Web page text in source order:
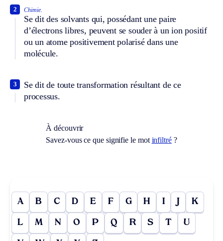
Chimie.
Se dit des solvants qui, possédant une paire
d’électrons libres, peuvent se souder à un ion positif
ou un atome positivement polarisé dans une
molécule.
2
Se dit de toute transformation résultant de ce
processus.
3
À découvrir
Savez-vous ce que signifie le mot infiltré?
A B C D E F G H I J K
L M N O P Q R S T U